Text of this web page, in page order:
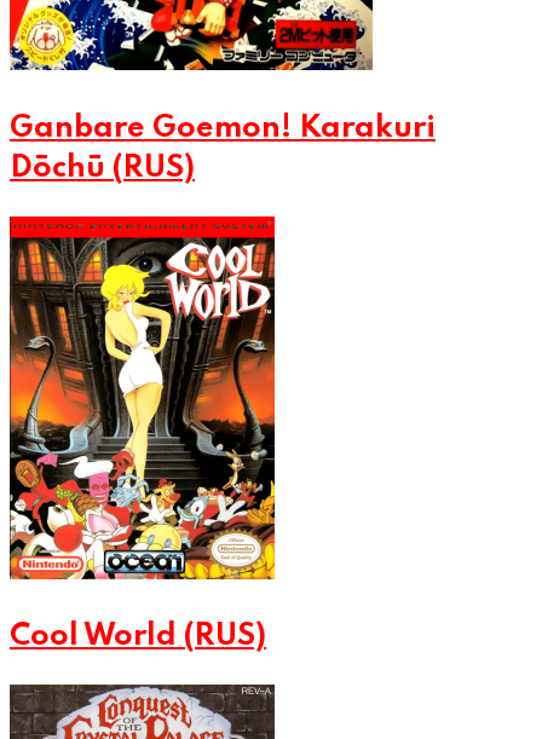
Ganbare Goemon! Karakuri
Dōchū (RUS)
Cool World (RUS)